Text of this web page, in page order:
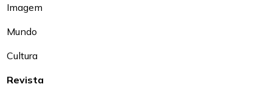
Imagem
Mundo
Cultura
Revista